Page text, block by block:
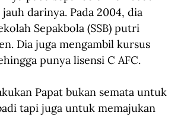
jauh darinya. Pada 2004, dia
Sepakbola (SSB) putri
Dia juga mengambil kursus
punya lisensi C AFC.
Papat bukan semata untuk
tapi juga untuk memajukan